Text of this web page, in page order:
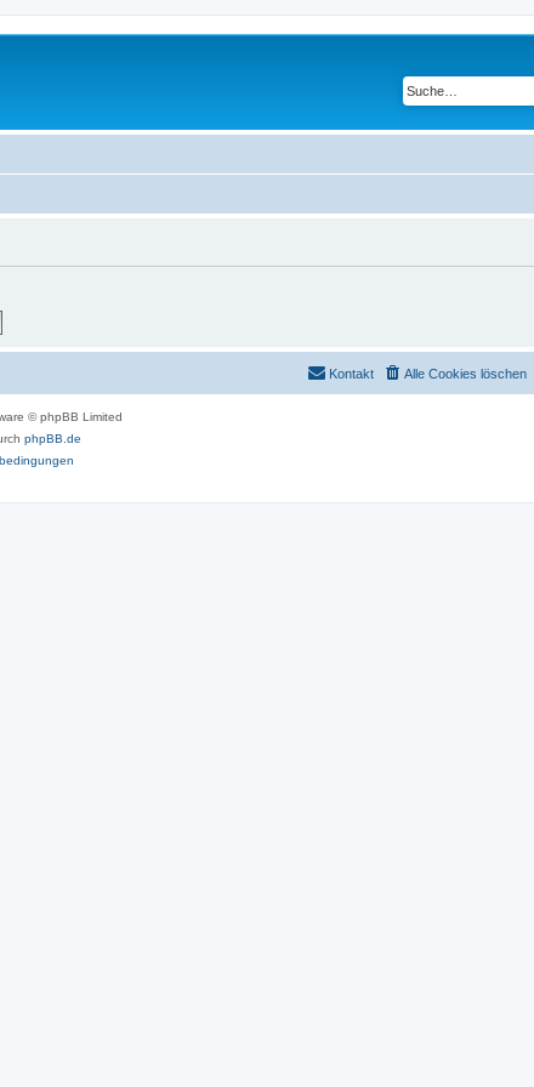
Alle Cookies löschen
Kontakt
© phpBB Limited
phpBB.de